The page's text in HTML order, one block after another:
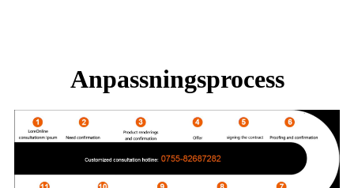
Anpassningsprocess